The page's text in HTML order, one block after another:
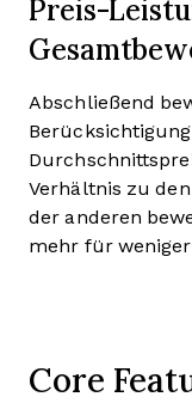
Preis-
Abschließend
Verhältnis zu
der anderen
mehr für
Core